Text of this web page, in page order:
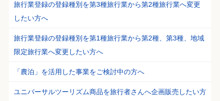
旅行業登録の登録種別を第3種旅行業から第2種旅行業へ変更
したい方へ
旅行業登録の登録種別を第1種旅行業から第2種、第3種、地域
限定旅行業へ変更したい方へ
「農泊」を活用した事業をご検討中の方へ
ユニバーサルツーリズム商品を旅行者さんへ企画販売したい方